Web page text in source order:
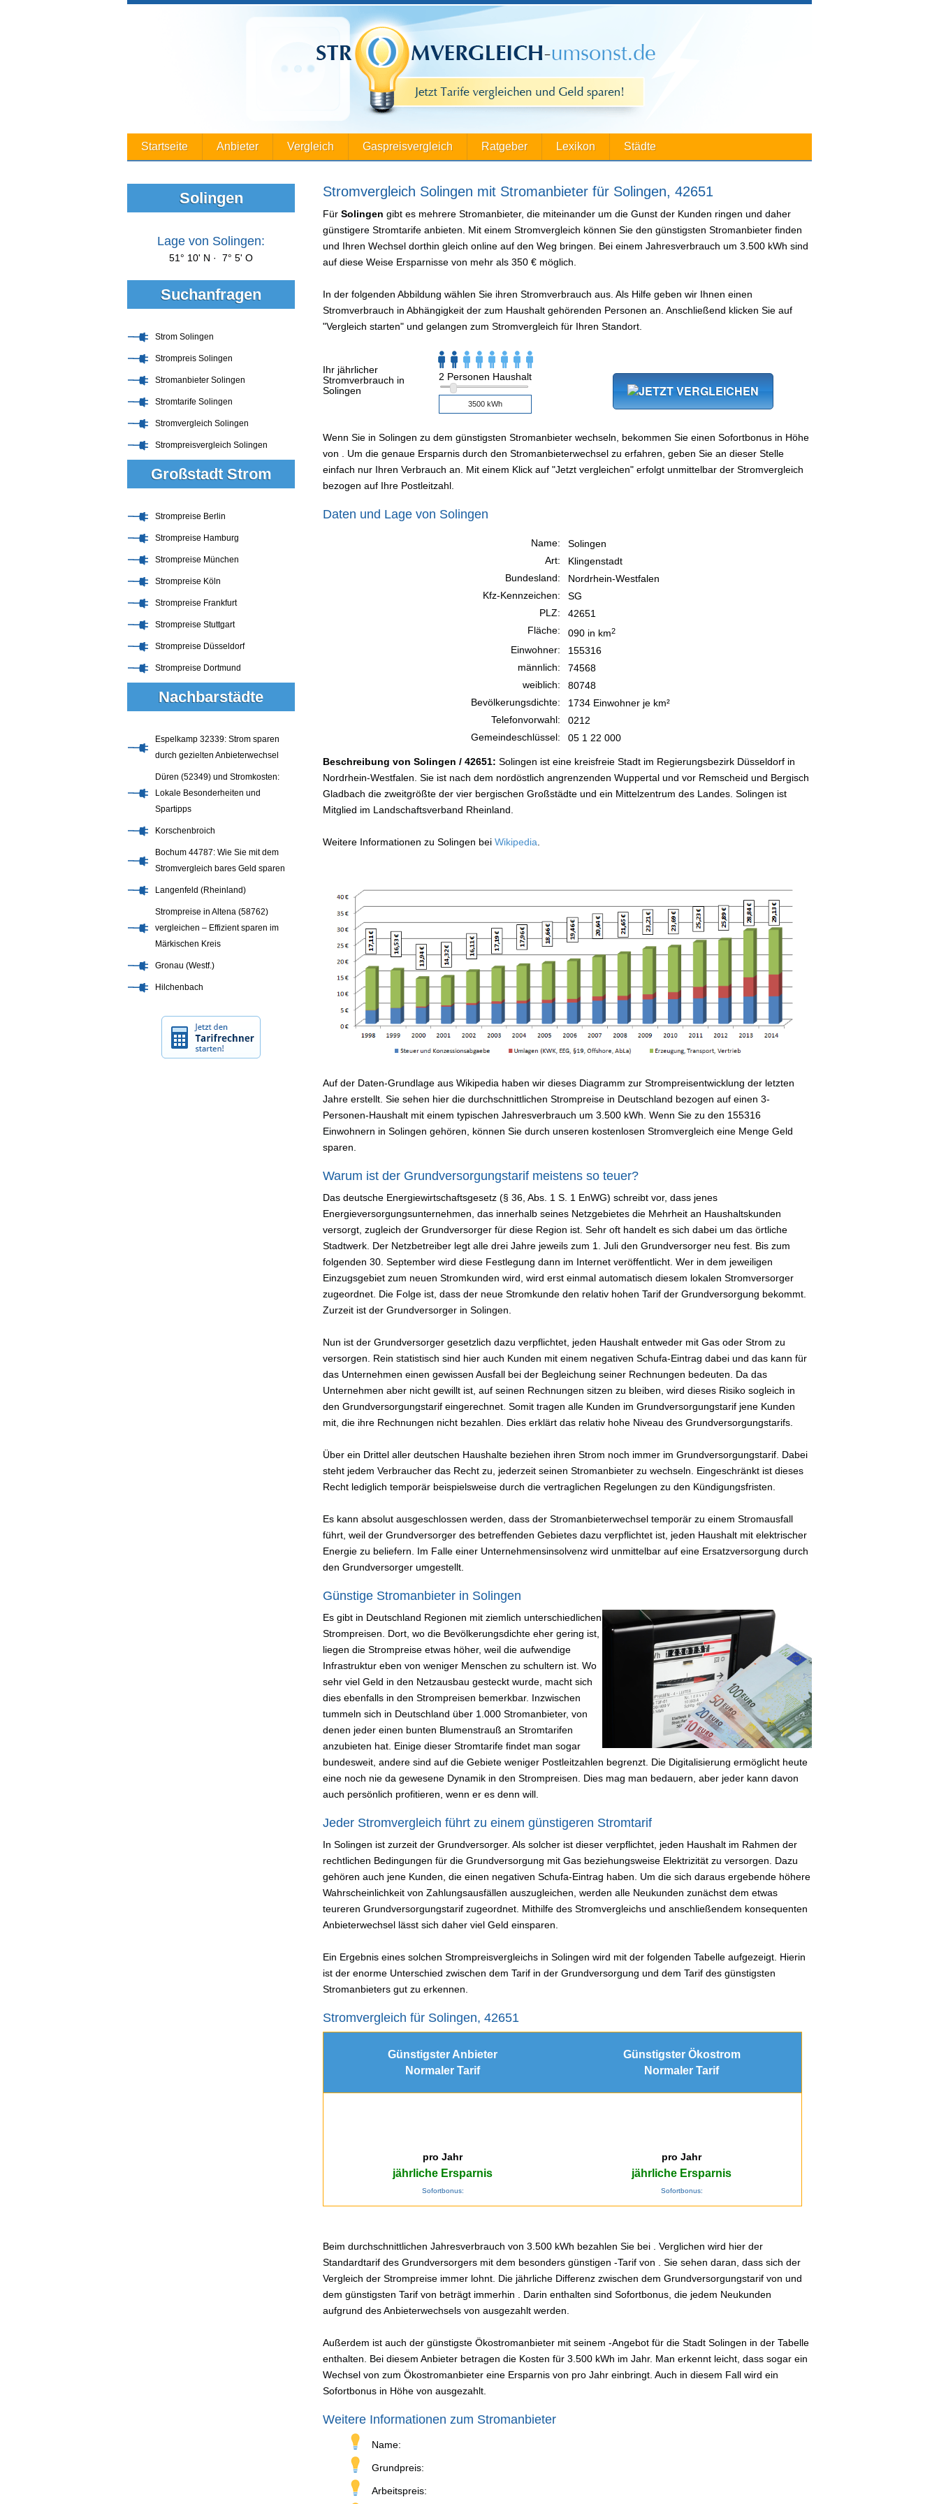
Startseite Anbieter Vergleich Gaspreisvergleich Ratgeber Lexikon Städte
Stromvergleich Solingen mit Stromanbieter für Solingen, 42651
Für Solingen gibt es mehrere Stromanbieter, die miteinander um die Gunst der Kunden ringen und daher
günstigere Stromtarife anbieten. Mit einem Stromvergleich können Sie den günstigsten Stromanbieter finden
und Ihren Wechsel dorthin gleich online auf den Weg bringen. Bei einem Jahresverbrauch um 3.500 kWh sind
auf diese Weise Ersparnisse von mehr als 350 € möglich.
In der folgenden Abbildung wählen Sie ihren Stromverbrauch aus. Als Hilfe geben wir Ihnen einen
Stromverbrauch in Abhängigkeit der zum Haushalt gehörenden Personen an. Anschließend klicken Sie auf
"Vergleich starten" und gelangen zum Stromvergleich für Ihren Standort.
Ihr jährlicher
Stromverbrauch in
Solingen
2 Personen Haushalt
Wenn Sie in Solingen zu dem günstigsten Stromanbieter wechseln, bekommen Sie einen Sofortbonus in Höhe
von . Um die genaue Ersparnis durch den Stromanbieterwechsel zu erfahren, geben Sie an dieser Stelle
einfach nur Ihren Verbrauch an. Mit einem Klick auf "Jetzt vergleichen" erfolgt unmittelbar der Stromvergleich
bezogen auf Ihre Postleitzahl.
Daten und Lage von Solingen
Name:
Solingen
Art:
Klingenstadt
Bundesland:
Nordrhein-Westfalen
Kfz-Kennzeichen:
SG
PLZ:
42651
Fläche:
090 in km2
Einwohner:
155316
männlich:
74568
weiblich:
80748
Bevölkerungsdichte:
1734 Einwohner je km²
Telefonvorwahl:
0212
Gemeindeschlüssel:
05 1 22 000
Beschreibung von Solingen / 42651: Solingen ist eine kreisfreie Stadt im Regierungsbezirk Düsseldorf in
Nordrhein-Westfalen. Sie ist nach dem nordöstlich angrenzenden Wuppertal und vor Remscheid und Bergisch
Gladbach die zweitgrößte der vier bergischen Großstädte und ein Mittelzentrum des Landes. Solingen ist
Mitglied im Landschaftsverband Rheinland.
Weitere Informationen zu Solingen bei Wikipedia
Auf der Daten-Grundlage aus Wikipedia haben wir dieses Diagramm zur Strompreisentwicklung der letzten
Jahre erstellt. Sie sehen hier die durchschnittlichen Strompreise in Deutschland bezogen auf einen 3-
Personen-Haushalt mit einem typischen Jahresverbrauch um 3.500 kWh. Wenn Sie zu den 155316
Einwohnern in Solingen gehören, können Sie durch unseren kostenlosen Stromvergleich eine Menge Geld
sparen.
Warum ist der Grundversorgungstarif meistens so teuer?
Das deutsche Energiewirtschaftsgesetz (§ 36, Abs. 1 S. 1 EnWG) schreibt vor, dass jenes
Energieversorgungsunternehmen, das innerhalb seines Netzgebietes die Mehrheit an Haushaltskunden
versorgt, zugleich der Grundversorger für diese Region ist. Sehr oft handelt es sich dabei um das örtliche
Stadtwerk. Der Netzbetreiber legt alle drei Jahre jeweils zum 1. Juli den Grundversorger neu fest. Bis zum
folgenden 30. September wird diese Festlegung dann im Internet veröffentlicht. Wer in dem jeweiligen
Einzugsgebiet zum neuen Stromkunden wird, wird erst einmal automatisch diesem lokalen Stromversorger
zugeordnet. Die Folge ist, dass der neue Stromkunde den relativ hohen Tarif der Grundversorgung bekommt.
Zurzeit ist der Grundversorger in Solingen.
Nun ist der Grundversorger gesetzlich dazu verpflichtet, jeden Haushalt entweder mit Gas oder Strom zu
versorgen. Rein statistisch sind hier auch Kunden mit einem negativen Schufa-Eintrag dabei und das kann für
das Unternehmen einen gewissen Ausfall bei der Begleichung seiner Rechnungen bedeuten. Da das
Unternehmen aber nicht gewillt ist, auf seinen Rechnungen sitzen zu bleiben, wird dieses Risiko sogleich in
den Grundversorgungstarif eingerechnet. Somit tragen alle Kunden im Grundversorgungstarif jene Kunden
mit, die ihre Rechnungen nicht bezahlen. Dies erklärt das relativ hohe Niveau des Grundversorgungstarifs.
Über ein Drittel aller deutschen Haushalte beziehen ihren Strom noch immer im Grundversorgungstarif. Dabei
steht jedem Verbraucher das Recht zu, jederzeit seinen Stromanbieter zu wechseln. Eingeschränkt ist dieses
Recht lediglich temporär beispielsweise durch die vertraglichen Regelungen zu den Kündigungsfristen.
Es kann absolut ausgeschlossen werden, dass der Stromanbieterwechsel temporär zu einem Stromausfall
führt, weil der Grundversorger des betreffenden Gebietes dazu verpflichtet ist, jeden Haushalt mit elektrischer
Energie zu beliefern. Im Falle einer Unternehmensinsolvenz wird unmittelbar auf eine Ersatzversorgung durch
den Grundversorger umgestellt.
Günstige Stromanbieter in Solingen
Es gibt in Deutschland Regionen mit ziemlich unterschiedlichen
Strompreisen. Dort, wo die Bevölkerungsdichte eher gering ist,
liegen die Strompreise etwas höher, weil die aufwendige
Infrastruktur eben von weniger Menschen zu schultern ist. Wo
sehr viel Geld in den Netzausbau gesteckt wurde, macht sich
dies ebenfalls in den Strompreisen bemerkbar. Inzwischen
tummeln sich in Deutschland über 1.000 Stromanbieter, von
denen jeder einen bunten Blumenstrauß an Stromtarifen
anzubieten hat. Einige dieser Stromtarife findet man sogar
bundesweit, andere sind auf die Gebiete weniger Postleitzahlen begrenzt. Die Digitalisierung ermöglicht heute
eine noch nie da gewesene Dynamik in den Strompreisen. Dies mag man bedauern, aber jeder kann davon
auch persönlich profitieren, wenn er es denn will.
Jeder Stromvergleich führt zu einem günstigeren Stromtarif
In Solingen ist zurzeit der Grundversorger. Als solcher ist dieser verpflichtet, jeden Haushalt im Rahmen der
rechtlichen Bedingungen für die Grundversorgung mit Gas beziehungsweise Elektrizität zu versorgen. Dazu
gehören auch jene Kunden, die einen negativen Schufa-Eintrag haben. Um die sich daraus ergebende höhere
Wahrscheinlichkeit von Zahlungsausfällen auszugleichen, werden alle Neukunden zunächst dem etwas
teureren Grundversorgungstarif zugeordnet. Mithilfe des Stromvergleichs und anschließendem konsequenten
Anbieterwechsel lässt sich daher viel Geld einsparen.
Ein Ergebnis eines solchen Strompreisvergleichs in Solingen wird mit der folgenden Tabelle aufgezeigt. Hierin
ist der enorme Unterschied zwischen dem Tarif in der Grundversorgung und dem Tarif des günstigsten
Stromanbieters gut zu erkennen.
Stromvergleich für Solingen, 42651
Günstigster Anbieter
Normaler Tarif
Günstigster Ökostrom
Normaler Tarif
pro Jahr
jährliche Ersparnis
Sofortbonus:
pro Jahr
jährliche Ersparnis
Sofortbonus:
Beim durchschnittlichen Jahresverbrauch von 3.500 kWh bezahlen Sie bei . Verglichen wird hier der
Standardtarif des Grundversorgers mit dem besonders günstigen -Tarif von . Sie sehen daran, dass sich der
Vergleich der Strompreise immer lohnt. Die jährliche Differenz zwischen dem Grundversorgungstarif von und
dem günstigsten Tarif von beträgt immerhin . Darin enthalten sind Sofortbonus, die jedem Neukunden
aufgrund des Anbieterwechsels von ausgezahlt werden.
Außerdem ist auch der günstigste Ökostromanbieter mit seinem -Angebot für die Stadt Solingen in der Tabelle
enthalten. Bei diesem Anbieter betragen die Kosten für 3.500 kWh im Jahr. Man erkennt leicht, dass sogar ein
Wechsel von zum Ökostromanbieter eine Ersparnis von pro Jahr einbringt. Auch in diesem Fall wird ein
Sofortbonus in Höhe von ausgezahlt.
Weitere Informationen zum Stromanbieter
Name:
Grundpreis:
Arbeitspreis:
Solingen
Lage von Solingen:
51° 10' N · 7° 5' O
Suchanfragen
Strom Solingen
Strompreis Solingen
Stromanbieter Solingen
Stromtarife Solingen
Stromvergleich Solingen
Strompreisvergleich Solingen
Großstadt Strom
Strompreise Berlin
Strompreise Hamburg
Strompreise München
Strompreise Köln
Strompreise Frankfurt
Strompreise Stuttgart
Strompreise Düsseldorf
Strompreise Dortmund
Nachbarstädte
Espelkamp 32339: Strom sparen
durch gezielten Anbieterwechsel
Düren (52349) und Stromkosten:
Lokale Besonderheiten und
Spartipps
Korschenbroich
Bochum 44787: Wie Sie mit dem
Stromvergleich bares Geld sparen
Langenfeld (Rheinland)
Strompreise in Altena (58762)
vergleichen – Effizient sparen im
Märkischen Kreis
Gronau (Westf.)
Hilchenbach